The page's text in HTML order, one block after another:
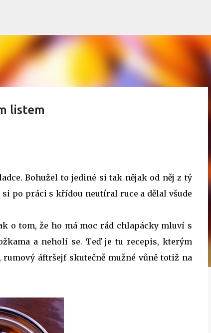
listem
Bohužel to jediné si tak nějak od něj z tý
po práci s křídou neutíral ruce a dělal všude
o tom, že ho má moc rád chlapácky mluví s
a neholí se. Teď je tu recepis, kterým
áftršejf skutečně mužné vůně totiž na